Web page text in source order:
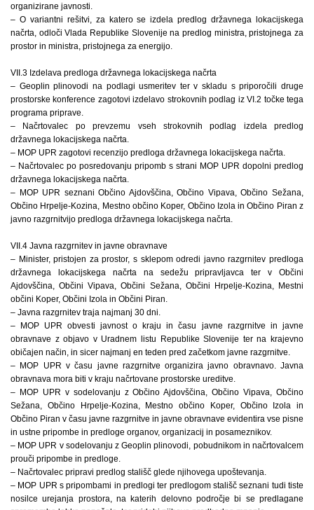
organizirane javnosti.
– O variantni rešitvi, za katero se izdela predlog državnega lokacijskega
načrta, odloči Vlada Republike Slovenije na predlog ministra, pristojnega za
prostor in ministra, pristojnega za energijo.
VII.3 Izdelava predloga državnega lokacijskega načrta
– Geoplin plinovodi na podlagi usmeritev ter v skladu s priporočili druge
prostorske konference zagotovi izdelavo strokovnih podlag iz VI.2 točke tega
programa priprave.
– Načrtovalec po prevzemu vseh strokovnih podlag izdela predlog
državnega lokacijskega načrta.
– MOP UPR zagotovi recenzijo predloga državnega lokacijskega načrta.
– Načrtovalec po posredovanju pripomb s strani MOP UPR dopolni predlog
državnega lokacijskega načrta.
– MOP UPR seznani Občino Ajdovščina, Občino Vipava, Občino Sežana,
Občino Hrpelje-Kozina, Mestno občino Koper, Občino Izola in Občino Piran z
javno razgrnitvijo predloga državnega lokacijskega načrta.
VII.4 Javna razgrnitev in javne obravnave
– Minister, pristojen za prostor, s sklepom odredi javno razgrnitev predloga
državnega lokacijskega načrta na sedežu pripravljavca ter v Občini
Ajdovščina, Občini Vipava, Občini Sežana, Občini Hrpelje-Kozina, Mestni
občini Koper, Občini Izola in Občini Piran.
– Javna razgrnitev traja najmanj 30 dni.
– MOP UPR obvesti javnost o kraju in času javne razgrnitve in javne
obravnave z objavo v Uradnem listu Republike Slovenije ter na krajevno
običajen način, in sicer najmanj en teden pred začetkom javne razgrnitve.
– MOP UPR v času javne razgrnitve organizira javno obravnavo. Javna
obravnava mora biti v kraju načrtovane prostorske ureditve.
– MOP UPR v sodelovanju z Občino Ajdovščina, Občino Vipava, Občino
Sežana, Občino Hrpelje-Kozina, Mestno občino Koper, Občino Izola in
Občino Piran v času javne razgrnitve in javne obravnave evidentira vse pisne
in ustne pripombe in predloge organov, organizacij in posameznikov.
– MOP UPR v sodelovanju z Geoplin plinovodi, pobudnikom in načrtovalcem
prouči pripombe in predloge.
– Načrtovalec pripravi predlog stališč glede njihovega upoštevanja.
– MOP UPR s pripombami in predlogi ter predlogom stališč seznani tudi tiste
nosilce urejanja prostora, na katerih delovno področje bi se predlagane